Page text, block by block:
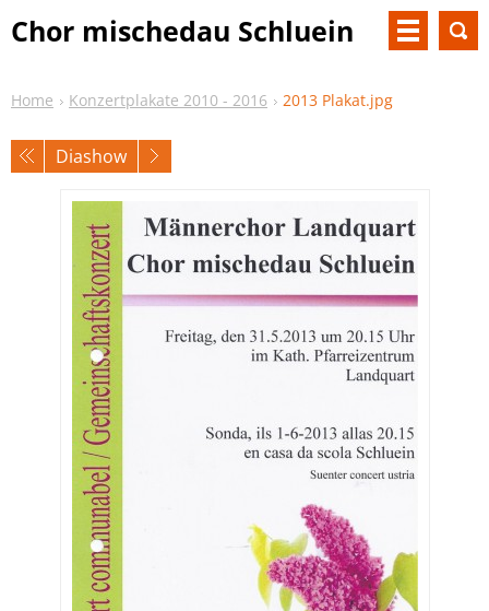
Chor mischedau Schluein
Home Konzertplakate 2010 - 2016 2013 Plakat.jpg
Diashow